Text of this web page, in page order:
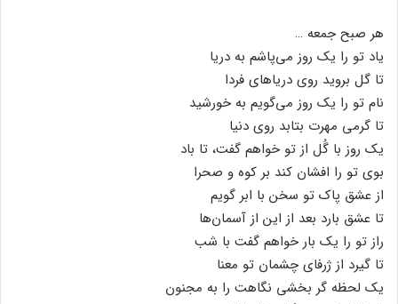
هر صبح جمعه …
یاد تو را یک روز می‌پاشم به دریا
تا گل بروید روی دریاهای فردا
نام تو را یک روز می‌گویم به خورشید
تا گرمی مهرت بتابد روی دنیا
یک روز با گُل از تو خواهم گفت، تا باد
بوی تو را افشان کند بر کوه و صحرا
از عشق پاک تو سخن با ابر گویم
تا عشق بارد بعد از این از آسمان‌ها
راز تو را یک بار خواهم گفت با شب
تا گیرد از ژرفای چشمان تو معنا
یک لحظه گر بخشی نگاهت را به مجنون